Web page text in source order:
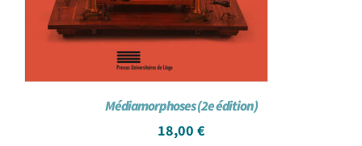
Médiamorphoses (2e édition)
18,00 €